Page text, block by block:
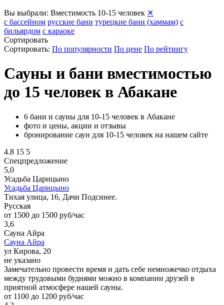
Вы выбрали: Вместимость 10-15 человек ✕
с бассейном русские бани турецкие бани (хаммам) с
бильярдом с караоке
Сортировать
Сортировать: По популярности По цене По рейтингу
Сауны и бани вместимостью
до 15 человек в Абакане
6 бани и сауны для 10-15 человек в Абакане
фото и цены, акции и отзывы
бронирование саун для 10-15 человек на нашем сайте
4.8 15 5
Спецпредложение
5,0
Усадьба Царицыно
Усадьба Царицыно
Тихая улица, 16, Дачи Подсинее.
Русская
от 1500 до 1500 руб/час
3,6
Сауна Айра
Сауна Айра
ул Кирова, 20
не указано
Замечательно провести время и дать себе немножечко отдыха
между трудовыми буднями можно в компании друзей в
приятной атмосфере нашей сауны.
от 1100 до 1200 руб/час